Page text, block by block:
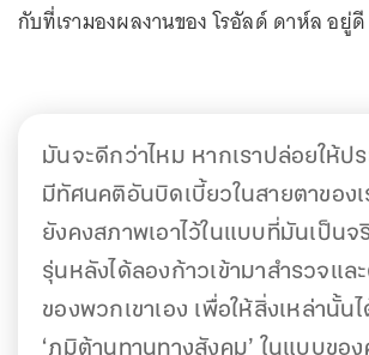
กับที่เรามองผลงานของ โรอัลด์ ดาห์ล อยู่ดี
มันจะดีกว่าไหม หากเราปล่อยให้ป
มีทัศนคติอันบิดเบี้ยวในสายตาของ
ยังคงสภาพเอาไว้ในแบบที่มันเป็นจ
รุ่นหลังได้ลองก้าวเข้ามาสำรวจแ
ของพวกเขาเอง เพื่อให้สิ่งเหล่านั้น